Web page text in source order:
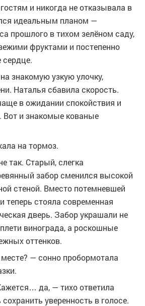
и никогда не отказывала в
идеальным планом —
прошлого в тихом зелёном саду,
фруктами и постепенно
сердце.
знакомую узкую улочку,
Наталья сбавила скорость.
в ожидании спокойствия и
Вот и знакомые кованые
на тормоз.
так. Старый, слегка
забор сменился высокой
стеной. Вместо потемневшей
теперь стояла современная
дверь. Забор украшали не
винограда, а роскошные
оттенков.
— сонно пробормотала
да, — тихо ответила
уверенность в голосе.